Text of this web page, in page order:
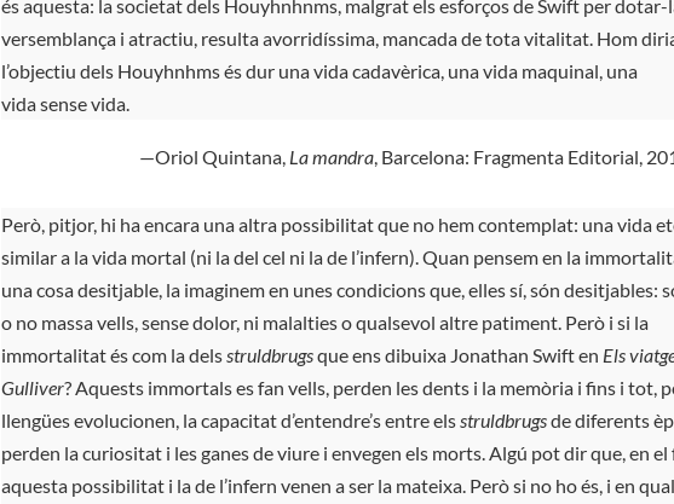
és aquesta: la societat dels Houyhnhnms, malgrat els esforços de Swift per dotar-
versemblança i atractiu, resulta avorridíssima, mancada de tota vitalitat. Hom
l’objectiu dels Houyhnhms és dur una vida cadavèrica, una vida maquinal, una
vida sense vida.
—Oriol Quintana, La mandra, Barcelona: Fragmenta Editorial,
Però, pitjor, hi ha encara una altra possibilitat que no hem contemplat: una vida
similar a la vida mortal (ni la del cel ni la de l’infern). Quan pensem en la
una cosa desitjable, la imaginem en unes condicions que, elles sí, són desitjables:
o no massa vells, sense dolor, ni malalties o qualsevol altre patiment. Però i si la
immortalitat és com la dels struldbrugsque ens dibuixa Jonathan Swift en Els
Gulliver? Aquests immortals es fan vells, perden les dents i la memòria i fins i tot,
llengües evolucionen, la capacitat d’entendre’s entre els struldbrugsde diferents
perden la curiositat i les ganes de viure i envegen els morts. Algú pot dir que, en el
aquesta possibilitat i la de l’infern venen a ser la mateixa. Però si no ho és, i en